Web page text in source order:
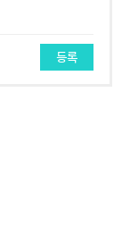
등록